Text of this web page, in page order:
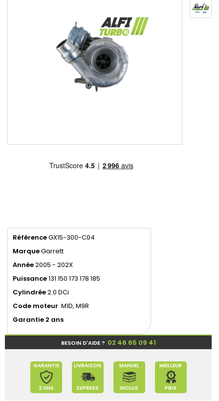
RéférenceGX15-300-C04
MarqueGarrett
Année2005 - 202X
Puissance131 150 173 178 185
Cylindrée2.0 DCi
Code moteur M1D, M9R
Garantie 2 ans
BESOIN D'AIDE ? 02 46 65 09 41
GARANTIE
2 ANS
LIVRAISON
EXPRESS
MANUEL
INCLUS
MEILLEUR
PRIX